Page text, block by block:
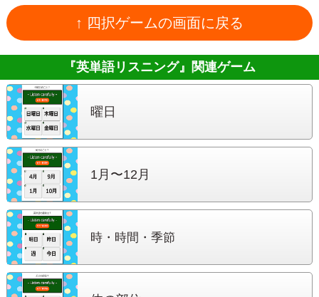
↑ 四択ゲームの画面に戻る
『英単語リスニング』 関連ゲーム
曜日
1月〜12月
時・時間・季節